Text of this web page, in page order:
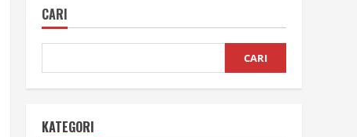
CARI
CARI
KATEGORI